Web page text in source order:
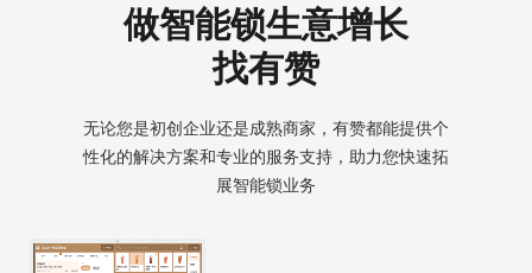
做智能锁生意增长
找有赞
无论您是初创企业还是成熟商家，有赞都能提供个
性化的解决方案和专业的服务支持，助力您快速拓
展智能锁业务